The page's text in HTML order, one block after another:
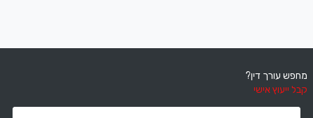
מחפש עורך דין?
קבל ייעוץ אישי